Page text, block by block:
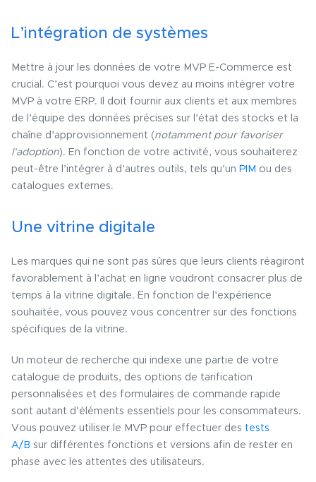
L’intégration de systèmes
Mettre à jour les données de votre MVP E-Commerce est
crucial. C’est pourquoi vous devez au moins intégrer votre
MVP à votre ERP. Il doit fournir aux clients et aux membres
de l’équipe des données précises sur l’état des stocks et la
chaîne d’approvisionnement (notamment pour favoriser
l’adoption). En fonction de votre activité, vous souhaiterez
peut-être l’intégrer à d’autres outils, tels qu’un PIM ou des
catalogues externes.
Une vitrine digitale
Les marques qui ne sont pas sûres que leurs clients réagiront
favorablement à l’achat en ligne voudront consacrer plus de
temps à la vitrine digitale. En fonction de l’expérience
souhaitée, vous pouvez vous concentrer sur des fonctions
spécifiques de la vitrine.
Un moteur de recherche qui indexe une partie de votre
catalogue de produits, des options de tarification
personnalisées et des formulaires de commande rapide
sont autant d’éléments essentiels pour les consommateurs.
Vous pouvez utiliser le MVP pour effectuer des tests
A/B sur différentes fonctions et versions afin de rester en
phase avec les attentes des utilisateurs.